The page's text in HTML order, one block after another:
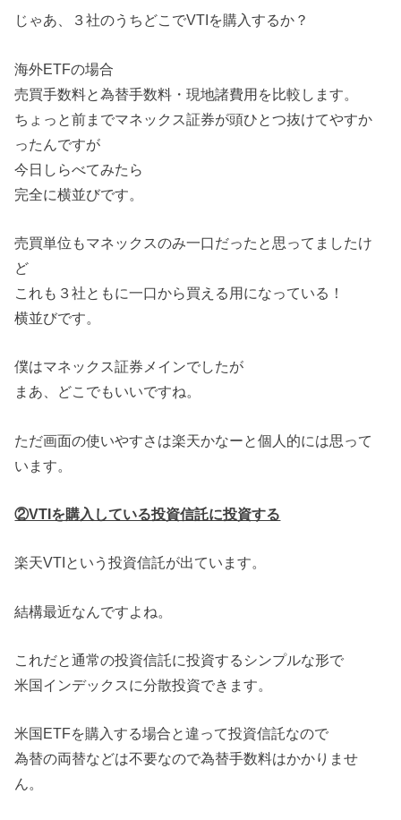
じゃあ、３社のうちどこでVTIを購入するか？
海外ETFの場合
売買手数料と為替手数料・現地諸費用を比較します。
ちょっと前までマネックス証券が頭ひとつ抜けてやすか
ったんですが
今日しらべてみたら
完全に横並びです。
売買単位もマネックスのみ一口だったと思ってましたけ
ど
これも３社ともに一口から買える用になっている！
横並びです。
僕はマネックス証券メインでしたが
まあ、どこでもいいですね。
ただ画面の使いやすさは楽天かなーと個人的には思って
います。
②VTIを購入している投資信託に投資する
楽天VTIという投資信託が出ています。
結構最近なんですよね。
これだと通常の投資信託に投資するシンプルな形で
米国インデックスに分散投資できます。
米国ETFを購入する場合と違って投資信託なので
為替の両替などは不要なので為替手数料はかかりませ
ん。